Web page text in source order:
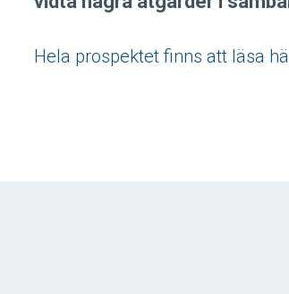
Hela prospektet finns att läsa